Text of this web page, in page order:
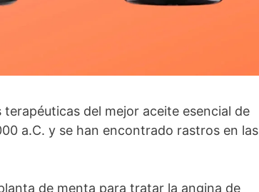
del mejor aceite esencial de
a.C. y se han encontrado rastros en las
de menta para tratar la angina de